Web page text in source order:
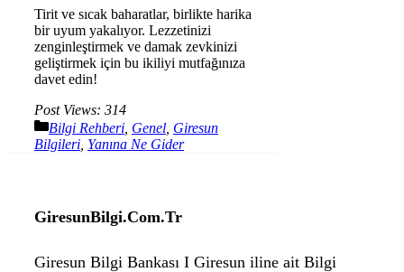
Tirit ve sıcak baharatlar, birlikte harika
bir uyum yakalıyor. Lezzetinizi
zenginleştirmek ve damak zevkinizi
geliştirmek için bu ikiliyi mutfağınıza
davet edin!
Post Views: 314
Kategoriler
Bilgi Rehberi Genel Giresun
Bilgileri Yanına Ne Gider
GiresunBilgi.Com.Tr
Giresun Bilgi Bankası I Giresun iline ait Bilgi